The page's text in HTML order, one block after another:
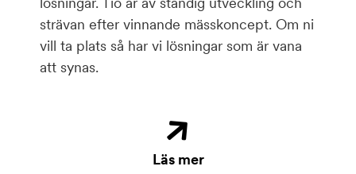
strävan efter vinnande mässkoncept. Om ni
vill ta plats så har vi lösningar som är vana
att synas.
Läs mer